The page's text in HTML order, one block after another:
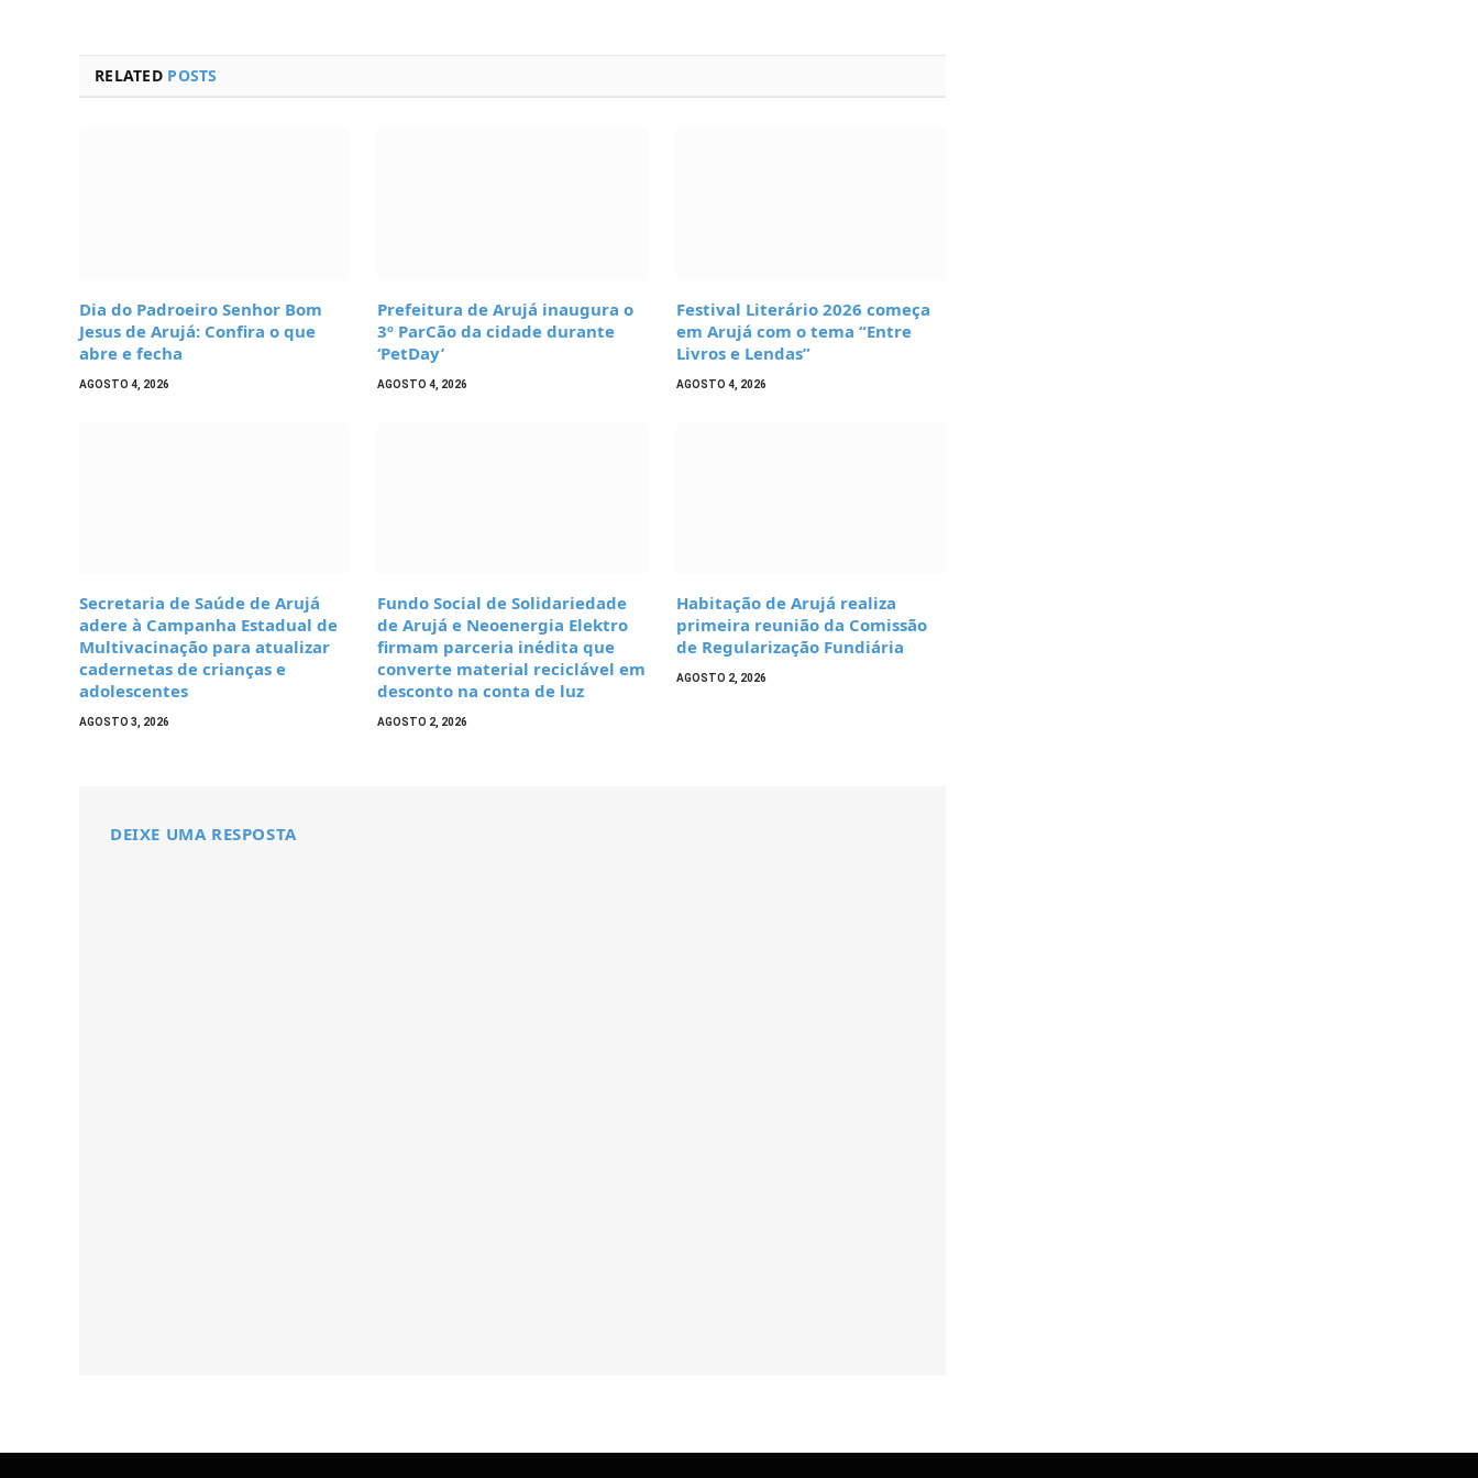
RELATED POSTS
Dia do Padroeiro Senhor Bom
Jesus de Arujá: Confira o que
abre e fecha
AGOSTO 4, 2026
Prefeitura de Arujá inaugura o
3º ParCão da cidade durante
‘PetDay’
AGOSTO 4, 2026
Festival Literário 2026 começa
em Arujá com o tema “Entre
Livros e Lendas”
AGOSTO 4, 2026
Secretaria de Saúde de Arujá
adere à Campanha Estadual de
Multivacinação para atualizar
cadernetas de crianças e
adolescentes
AGOSTO 3, 2026
Fundo Social de Solidariedade
de Arujá e Neoenergia Elektro
firmam parceria inédita que
converte material reciclável em
desconto na conta de luz
AGOSTO 2, 2026
Habitação de Arujá realiza
primeira reunião da Comissão
de Regularização Fundiária
AGOSTO 2, 2026
DEIXE UMA RESPOSTA